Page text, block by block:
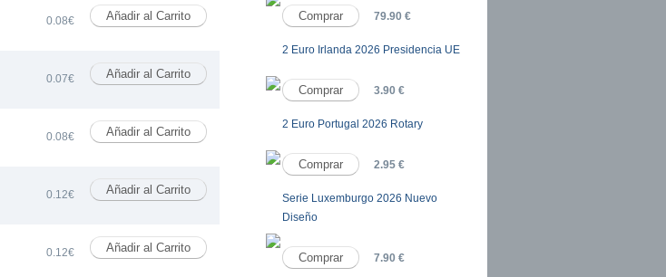
0.08€
0.07€
0.08€
0.12€
0.12€
79.90 €
2 Euro Irlanda 2026 Presidencia UE
3.90 €
2 Euro Portugal 2026 Rotary
2.95 €
Serie Luxemburgo 2026 Nuevo
Diseño
7.90 €